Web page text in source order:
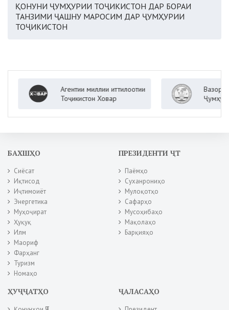
ҚОНУНИ ҶУМҲУРИИ ТОҶИКИСТОН ДАР БОРАИ
ТАНЗИМИ ҶАШНУ МАРОСИМ ДАР ҶУМҲУРИИ
ТОҶИКИСТОН
Агентии миллии иттилоотии
Тоҷикистон Ховар
Вазорати
Ҷумҳурии
БАХШҲО
Сиёсат
Иқтисод
Иҷтимоиёт
Энергетика
Муҳоҷират
Ҳуқуқ
Илм
Маориф
Фарҳанг
Туризм
Номаҳо
ПРЕЗИДЕНТИ ҶТ
Паёмҳо
Суханрониҳо
Мулоқотҳо
Сафарҳо
Мусоҳибаҳо
Мақолаҳо
Барқияҳо
ҲУҶҶАТҲО ҶАЛАСАҲО